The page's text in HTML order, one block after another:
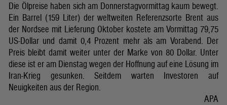
Die Ölpreise haben sich am Donnerstagvormittag kaum bewegt.
Ein Barrel (159 Liter) der weltweiten Referenzsorte Brent aus
der Nordsee mit Lieferung Oktober kostete am Vormittag 79,75
US-Dollar und damit 0,4 Prozent mehr als am Vorabend. Der
Preis bleibt damit weiter unter der Marke von 80 Dollar. Unter
diese ist er am Dienstag wegen der Hoffnung auf eine Lösung im
Iran-Krieg gesunken. Seitdem warten Investoren auf
Neuigkeiten aus der Region.
APA